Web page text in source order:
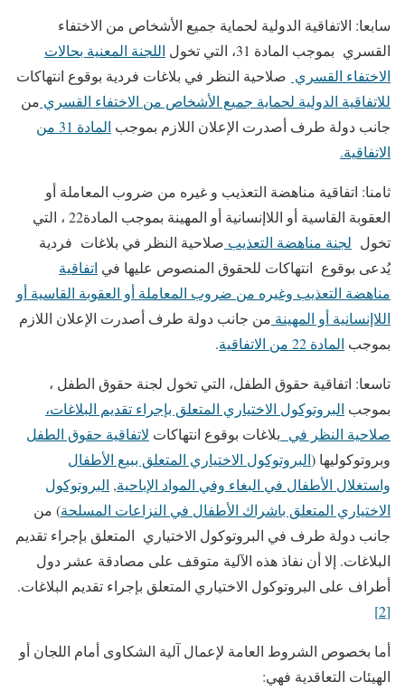
سابعا: الاتفاقية الدولية لحماية جميع الأشخاص من الاختفاء
القسري بموجب المادة 31، التي تخول
اللجنة المعنية بحالات
الاختفاء القسري صلاحية النظر في بلاغات فردية بوقوع انتهاكات
للاتفاقية الدولية لحماية جميع الأشخاص من الاختفاء القسري من
جانب دولة طرف أصدرت الإعلان اللازم بموجب
المادة 31 من
الاتفاقية.
ثامنا: اتفاقية مناهضة التعذيب و غيره من ضروب المعاملة أو
العقوبة القاسية أو اللاإنسانية أو المهينة بموجب المادة22 ، التي
تخول لجنة مناهضة التعذيب صلاحية النظر في بلاغات فردية
يُدعى بوقوع انتهاكات للحقوق المنصوص عليها في اتفاقية
مناهضة التعذيب وغيره من ضروب المعاملة أو العقوبة القاسية أو
اللاإنسانية أو المهينة من جانب دولة طرف أصدرت الإعلان اللازم
بموجب المادة 22 من الاتفاقية .
تاسعا: اتفاقية حقوق الطفل، التي تخول لجنة حقوق الطفل ،
بموجب البروتوكول الاختياري المتعلق بإجراء تقديم البلاغات،
صلاحية النظر في بلاغات بوقوع انتهاكات لاتفاقية حقوق الطفل
وبروتوكوليها (البروتوكول الاختياري المتعلق ببيع الأطفال
واستغلال الأطفال في البغاء وفي المواد الإباحية, البروتوكول
الاختياري المتعلق باشراك الأطفال في النزاعات المسلحة) من
جانب دولة طرف في البروتوكول الاختياري المتعلق بإجراء تقديم
البلاغات. إلا أن نفاذ هذه الآلية متوقف على مصادقة عشر دول
أطراف على البروتوكول الاختياري المتعلق بإجراء تقديم البلاغات.
[2]
أما بخصوص الشروط العامة لإعمال آلية الشكاوى أمام اللجان أو
الهيئات التعاقدية فهي: